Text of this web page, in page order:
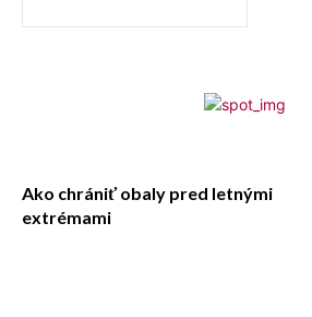
Ako chrániť obaly pred letnými
extrémami